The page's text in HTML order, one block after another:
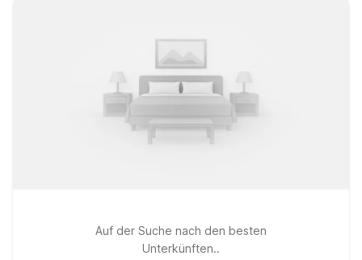
Auf der Suche nach den besten
Unterkünften..